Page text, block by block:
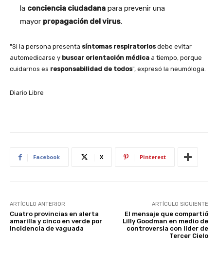
la conciencia ciudadana para prevenir una
mayor propagación del virus.
"Si la persona presenta síntomas respiratoriosdebe evitar
automedicarse y buscar orientación médica a tiempo, porque
cuidarnos es responsabilidad de todos", expresó la neumóloga.
Diario Libre
Facebook X Pinterest
ARTÍCULO ANTERIOR
Cuatro provincias en alerta
amarilla y cinco en verde por
incidencia de vaguada
ARTÍCULO SIGUIENTE
El mensaje que compartió
Lilly Goodman en medio de
controversia con líder de
Tercer Cielo